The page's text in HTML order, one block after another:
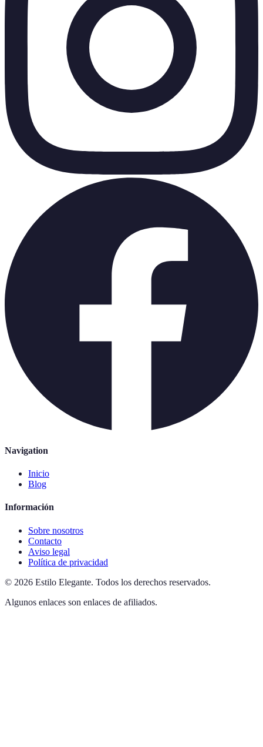
Navigation
Inicio
Blog
Información
Sobre nosotros
Contacto
Aviso legal
Política de privacidad
© 2026 Estilo Elegante. Todos los derechos reservados.
Algunos enlaces son enlaces de afiliados.